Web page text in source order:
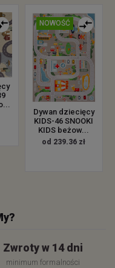
NOWOŚĆ
Dywan dziecięcy
KIDS-46 SNOOKI
KIDS beżow...
od 239.36 zł
Zwroty w 14 dni
minimum formalności